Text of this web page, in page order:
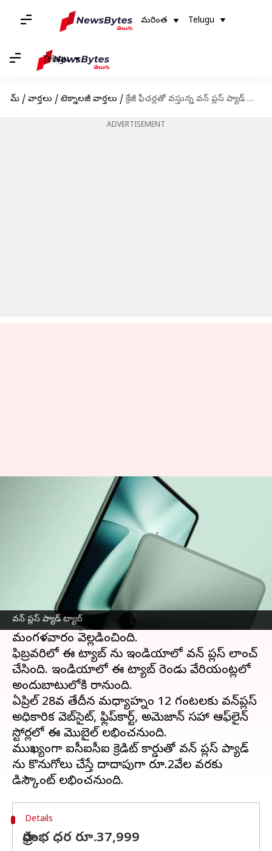
మరింత Telugu
Telugu
హోమ్ / వార్తలు / టెక్నాలజీ వార్తలు / క్రేజీ ఫీచర్లతో వస్తున్న వన్ ప్లస్ ప్యాడ్ ట్యాబ్.. ధర ఎంతో తెలుసా!
ADVERTISEMENT
వన్ ప్లస్ ప్యాడ్ ట్యాబ్
క్రేజీ ఫీచర్లతో వస్తున్న వన్ ప్లస్ ప్యాడ్
ట్యాబ్.. ధర ఎంతో తెలుసా!
Jayachandra Akuri Apr 25, 2023 06:09 pm
ఈ వార్తాకథనం ఏంటి
క్రేజీ ఫీచర్లతో వస్తున్నవన్ ప్లస్ ప్యాడ్ ట్యాట్ ధర
వివరాలు వచ్చేశాయి. ఇండియాలో తొలి ట్యాబ్
అయిన ఈ ప్యాడ్ ధర, ఆఫర్ల వివరాలను వన్ ప్లస్
మంగళవారం వెల్లడించింది.
ఫిబ్రవరిలో ఈ ట్యాబ్ ను ఇండియాలో వన్ ప్లస్ లాంచ్
చేసింది. ఇండియాలో ఈ ట్యాబ్ రెండు వేరియంట్లలో
అందుబాటులోకి రానుంది.
ఏప్రిల్ 28వ తేదీన మధ్యాహ్నం 12 గంటలకు వన్‍ప్లస్
అధికారిక వెబ్‍సైట్, ఫ్లిప్‍కార్ట్, అమెజాన్‍ సహా ఆఫ్‍లైన్
స్టోర్లలో ఈ మొబైల్ లభించనుంది.
ముఖ్యంగా ఐసీఐసీఐ క్రెడిట్ కార్డుతో వన్ ప్లస్ ప్యాడ్
ను కొనుగోలు చేస్తే దాదాపుగా రూ.2వేల వరకు
Details
ఫ్రారంభ ధర రూ.37,999